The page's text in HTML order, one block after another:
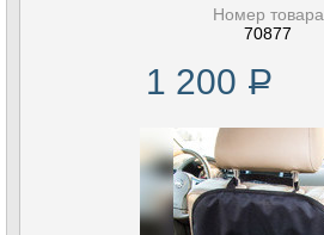
Номер товара
70877
1 200 Р